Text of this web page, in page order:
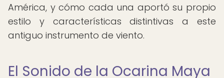
América, y cómo cada una aportó su propio
estilo y características distintivas a este
antiguo instrumento de viento.
El Sonido de la Ocarina Maya